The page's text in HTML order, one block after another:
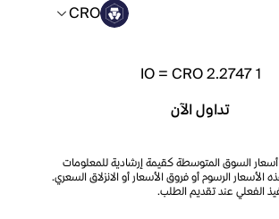
CRO
1
IO=CRO 2.2747
تداول الآن
السوق المتوسطة كقيمة إرشادية للمعلومات
الرسوم أو فروق الأسعار أو الانزلاق السعري.
الفعلي عند تقديم الطلب.